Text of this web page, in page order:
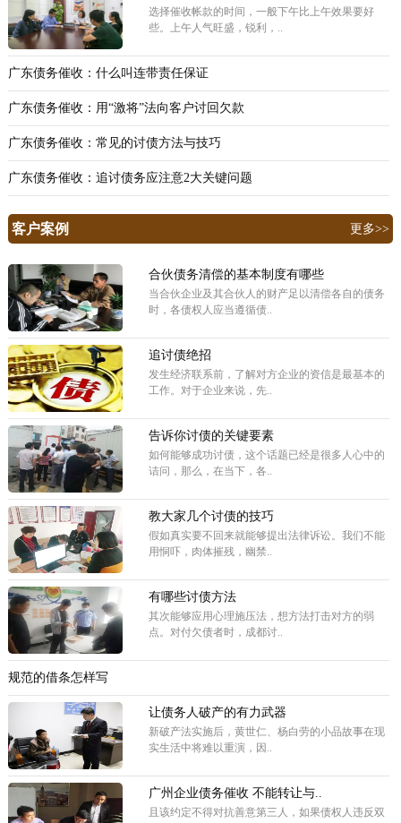
选择催收帐款的时间，一般下午比上午效果要好
些。上午人气旺盛，锐利，..
广东债务催收：什么叫连带责任保证
广东债务催收：用“激将”法向客户讨回欠款
广东债务催收：常见的讨债方法与技巧
广东债务催收：追讨债务应注意2大关键问题
客户案例 更多>>
合伙债务清偿的基本制度有哪些
当合伙企业及其合伙人的财产足以清偿各自的债务
时，各债权人应当遵循债..
追讨债绝招
发生经济联系前，了解对方企业的资信是最基本的
工作。对于企业来说，先..
告诉你讨债的关键要素
如何能够成功讨债，这个话题已经是很多人心中的
诘问，那么，在当下，各..
教大家几个讨债的技巧
假如真实要不回来就能够提出法律诉讼。我们不能
用恫吓，肉体摧残，幽禁..
有哪些讨债方法
其次能够应用心理施压法，想方法打击对方的弱
点。对付欠债者时，成都讨..
规范的借条怎样写
让债务人破产的有力武器
新破产法实施后，黄世仁、杨白劳的小品故事在现
实生活中将难以重演，因..
广州企业债务催收 不能转让与..
且该约定不得对抗善意第三人，如果债权人违反双